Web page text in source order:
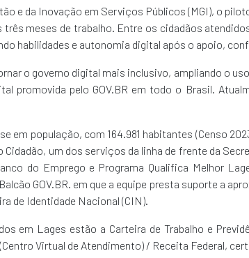
e da Inovação em Serviços Públicos (MGI), o
três meses de trabalho. Entre os cidadãos
habilidades e autonomia digital após o apoio,
o governo digital mais inclusivo, ampliando o
promovida pelo GOV.BR em todo o Brasil.
em população, com 164.981 habitantes (Censo
Cidadão, um dos serviços da linha de frente da
do Emprego e Programa Qualifica Melhor
GOV.BR. em que a equipe presta suporte a
de Identidade Nacional (CIN).
em Lages estão a Carteira de Trabalho e
(Centro Virtual de Atendimento) / Receita Federal,